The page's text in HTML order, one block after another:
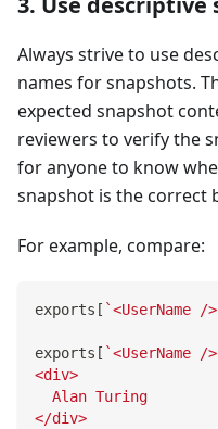
Always strive to use
names for snapshots.
expected snapshot
reviewers to verify the
for anyone to know
snapshot is the correct
For example, compare:
exports [ `<UserName
exports [ `<UserName
<div>
  Alan Turing
</div>